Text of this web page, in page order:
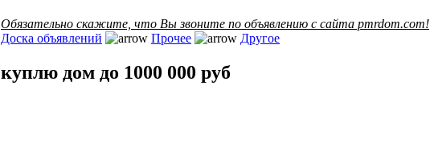
Обязательно скажите, что Вы звоните по объявлению с сайта pmrdom.com!
Доска объявлений
Прочее Другое
куплю дом до 1000 000 руб